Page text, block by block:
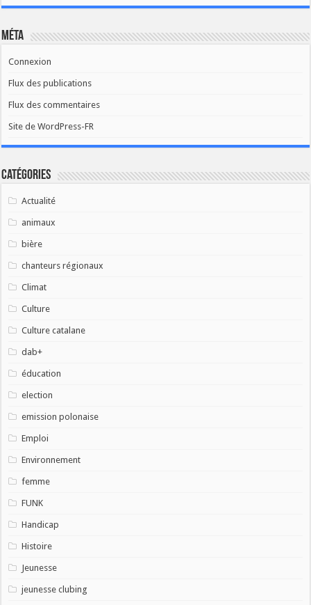
Méta
Connexion
Flux des publications
Flux des commentaires
Site de WordPress-FR
Catégories
Actualité
animaux
bière
chanteurs régionaux
Climat
Culture
Culture catalane
dab+
éducation
election
emission polonaise
Emploi
Environnement
femme
FUNK
Handicap
Histoire
Jeunesse
jeunesse clubing